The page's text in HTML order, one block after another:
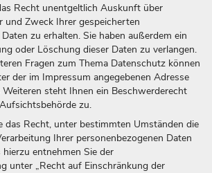
Recht unentgeltlich Auskunft über
und Zweck Ihrer gespeicherten
zu erhalten. Sie haben außerdem ein
oder Löschung dieser Daten zu verlangen.
Fragen zum Thema Datenschutz können
der im Impressum angegebenen Adresse
steht Ihnen ein Beschwerderecht
zu.
das Recht, unter bestimmten Umständen die
Ihrer personenbezogenen Daten
entnehmen Sie der
unter „Recht auf Einschränkung der